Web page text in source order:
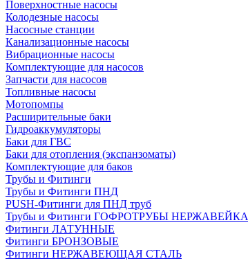
Поверхностные насосы
Колодезные насосы
Насосные станции
Канализационные насосы
Вибрационные насосы
Комплектующие для насосов
Запчасти для насосов
Топливные насосы
Мотопомпы
Расширительные баки
Гидроаккумуляторы
Баки для ГВС
Баки для отопления (экспанзоматы)
Комплектующие для баков
Трубы и Фитинги
Трубы и Фитинги ПНД
PUSH-Фитинги для ПНД труб
Трубы и Фитинги ГОФРОТРУБЫ НЕРЖАВЕЙКА
Фитинги ЛАТУННЫЕ
Фитинги БРОНЗОВЫЕ
Фитинги НЕРЖАВЕЮЩАЯ СТАЛЬ